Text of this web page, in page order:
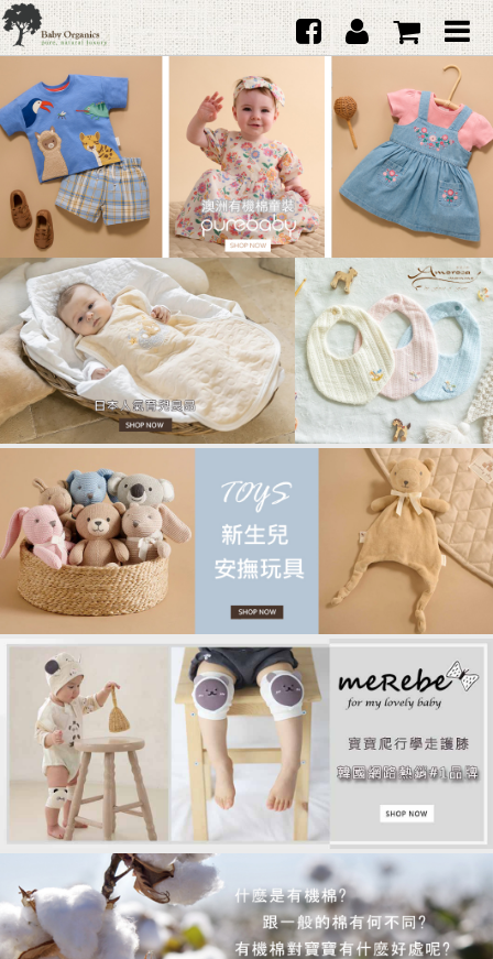
首頁
澳洲Purebaby有機棉
日本品牌育兒配件
韓國Merebe寶寶配件
嬰兒
女生
男生
禮品
服務據點
品牌故事
客服專區